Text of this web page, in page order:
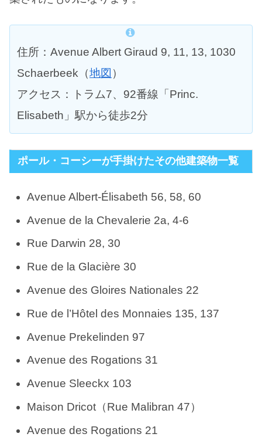
住所：Avenue Albert Giraud 9, 11, 13, 1030
Schaerbeek（地図 ）
アクセス：トラム7、92番線「Princ.
Elisabeth」駅から徒歩2分
ポール・コーシーが手掛けたその他建築物一覧
Avenue Albert-Élisabeth 56, 58, 60
Avenue de la Chevalerie 2a, 4-6
Rue Darwin 28, 30
Rue de la Glacière 30
Avenue des Gloires Nationales 22
Rue de l’Hôtel des Monnaies 135, 137
Avenue Prekelinden 97
Avenue des Rogations 31
Avenue Sleeckx 103
Maison Dricot（Rue Malibran 47）
Avenue des Rogations 21